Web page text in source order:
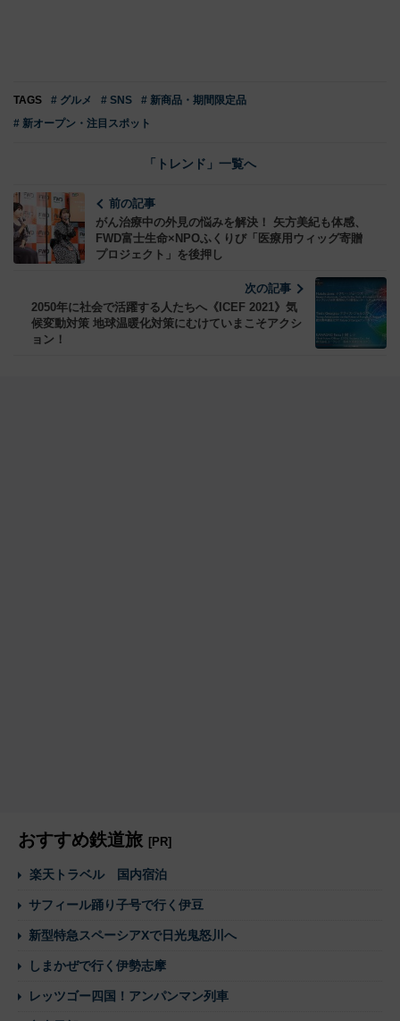
TAGS # グルメ # SNS
# 新商品・期間限定品
# 新オープン・注目スポット
「トレンド」一覧へ
前の記事
がん治療中の外見の悩みを解決！ 矢方美紀も体感、
FWD富士生命×NPOふくりび「医療用ウィッグ寄贈
プロジェクト」を後押し
次の記事
2050年に社会で活躍する人たちへ《ICEF 2021》気
候変動対策 地球温暖化対策にむけていまこそアクシ
ョン！
おすすめ鉄道旅 [PR]
楽天トラベル 国内宿泊
サフィール踊り子号で行く伊豆
新型特急スペーシアXで日光鬼怒川へ
しまかぜで行く伊勢志摩
レッツゴー四国！アンパンマン列車